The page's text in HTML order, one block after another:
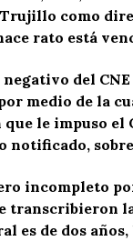
como
rato está
del
medio de la
le impuso el
notificado,
incompleto
transcribieron
de dos años,